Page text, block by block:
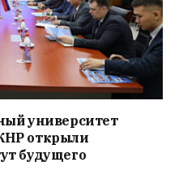
университет
открыли
будущего